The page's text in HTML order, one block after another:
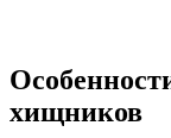
хищников